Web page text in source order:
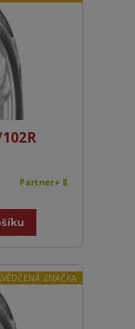
Partner+ 8
ZNAČKA